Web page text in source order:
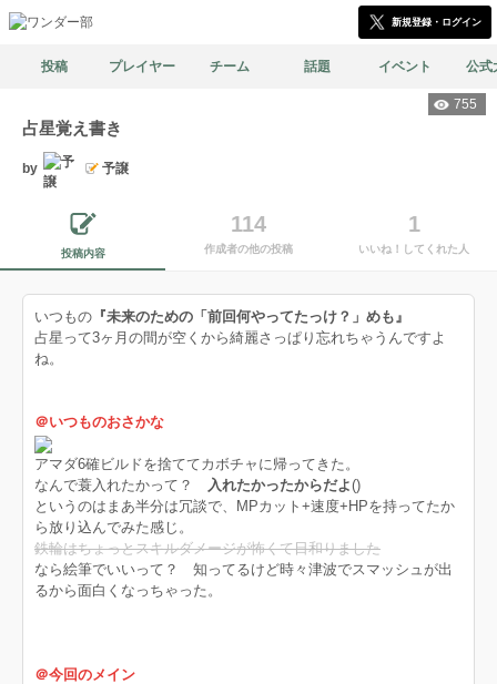
新規登録・ログイン
投稿 プレイヤー チーム 話題 イベント 公式
755
占星覚え書き
by 予譲
投稿内容
114
作成者の他の投稿
1
いいね！してくれた人
いつもの 『未来のための「前回何やってたっけ？」めも』
占星って3ヶ月の間が空くから綺麗さっぱり忘れちゃうんですよ
ね。
＠いつものおさかな
アマダ6確ビルドを捨ててカボチャに帰ってきた。
なんで蓑入れたかって？ 入れたかったからだよ()
というのはまあ半分は冗談で、MPカット+速度+HPを持ってたか
ら放り込んでみた感じ。
鉄輪はちょっとスキルダメージが怖くて日和りました
なら絵筆でいいって？ 知ってるけど時々津波でスマッシュが出
るから面白くなっちゃった。
＠今回のメイン